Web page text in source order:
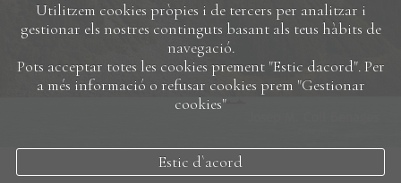
Utilitzem cookies pròpies i de tercers per analitzar i
gestionar els nostres continguts basant als teus hàbits de
navegació.
Pots acceptar totes les cookies prement "Estic dacord". Per
a més informació o refusar cookies prem "Gestionar
cookies"
Estic d`acord